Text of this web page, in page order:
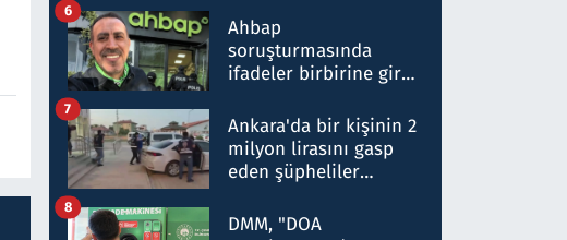
nitelikte olduğunu
belirtti
Ahbap
soruşturmasında
ifadeler birbirine girdi:
ifadelerinden ortaya
çıkan tablo şok etti
6
Ankara'da bir kişinin 2
milyon lirasını gasp
eden şüpheliler
7
DMM, "DOA
8